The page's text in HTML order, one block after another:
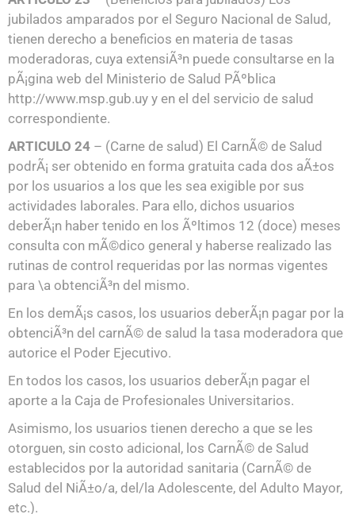
jubilados amparados por el Seguro Nacional de Salud,
tienen derecho a beneficios en materia de tasas
moderadoras, cuya extensiÃ³n puede consultarse en la
pÃ¡gina web del Ministerio de Salud PÃºblica
http://www.msp.gub.uy y en el del servicio de salud
correspondiente.
ARTICULO 24 – (Carne de salud) El CarnÃ© de Salud
podrÃ¡ ser obtenido en forma gratuita cada dos aÃ±os
por los usuarios a los que les sea exigible por sus
actividades laborales. Para ello, dichos usuarios
deberÃ¡n haber tenido en los Ãºltimos 12 (doce) meses
consulta con mÃ©dico general y haberse realizado las
rutinas de control requeridas por las normas vigentes
para \a obtenciÃ³n del mismo.
En los demÃ¡s casos, los usuarios deberÃ¡n pagar por la
obtenciÃ³n del carnÃ© de salud la tasa moderadora que
autorice el Poder Ejecutivo.
En todos los casos, los usuarios deberÃ¡n pagar el
aporte a la Caja de Profesionales Universitarios.
Asimismo, los usuarios tienen derecho a que se les
otorguen, sin costo adicional, los CarnÃ© de Salud
establecidos por la autoridad sanitaria (CarnÃ© de
Salud del NiÃ±o/a, del/la Adolescente, del Adulto Mayor,
etc.).